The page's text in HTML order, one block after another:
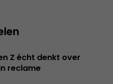
Z écht denkt over
reclame